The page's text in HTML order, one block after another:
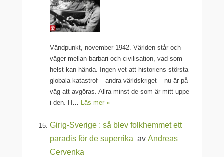
Vändpunkt, november 1942. Världen står och
väger mellan barbari och civilisation, vad som
helst kan hända. Ingen vet att historiens största
globala katastrof – andra världskriget – nu är på
väg att avgöras. Allra minst de som är mitt uppe
i den. H… Läs mer »
Girig-Sverige : så blev folkhemmet ett
paradis för de superrika av Andreas
Cervenka